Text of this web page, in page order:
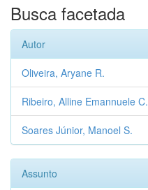
Busca facetada
Autor
Oliveira, Aryane R.
Ribeiro, Alline Emannuele C.
Soares Júnior, Manoel S.
Assunto